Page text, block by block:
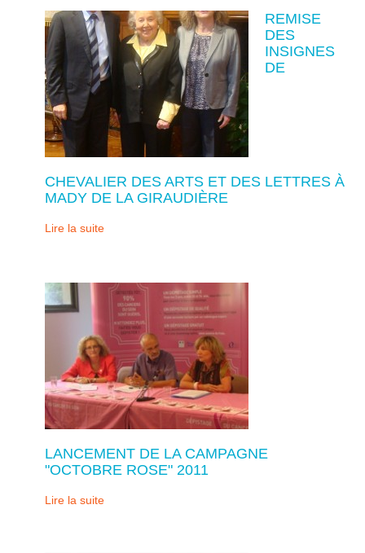
REMISE
DES
INSIGNES
DE
CHEVALIER DES ARTS ET DES LETTRES À
MADY DE LA GIRAUDIÈRE
Lire la suite
LANCEMENT DE LA CAMPAGNE
"OCTOBRE ROSE" 2011
Lire la suite